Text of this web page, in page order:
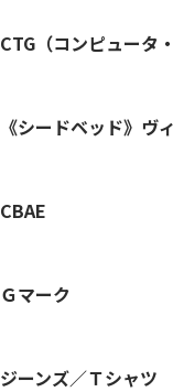
CTG（コンピュータ
《シードベッド》ヴ
CBAE
Ｇマーク
ジーンズ／Ｔシャツ